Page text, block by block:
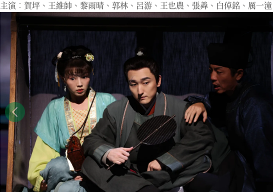
主演︰賀坪、王維帥、黎雨晴、郭林、呂游、王也農、張羴、白倬銘、厲一